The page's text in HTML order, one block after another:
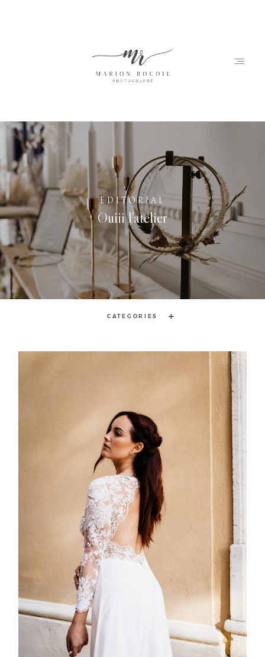
EDITORIAL
Ouiii l’atelier
CATEGORIES
Accueil
Marion
Portfolio
Journal
Contact
Workshop